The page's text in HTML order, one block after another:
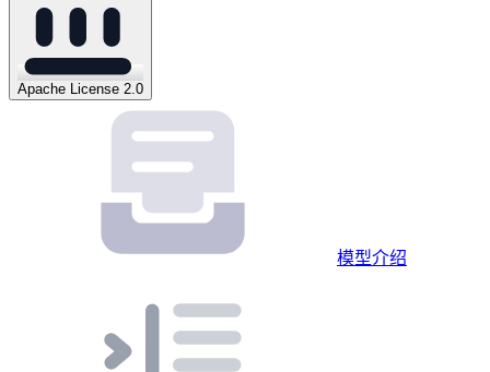
Apache License 2.0
模型介绍